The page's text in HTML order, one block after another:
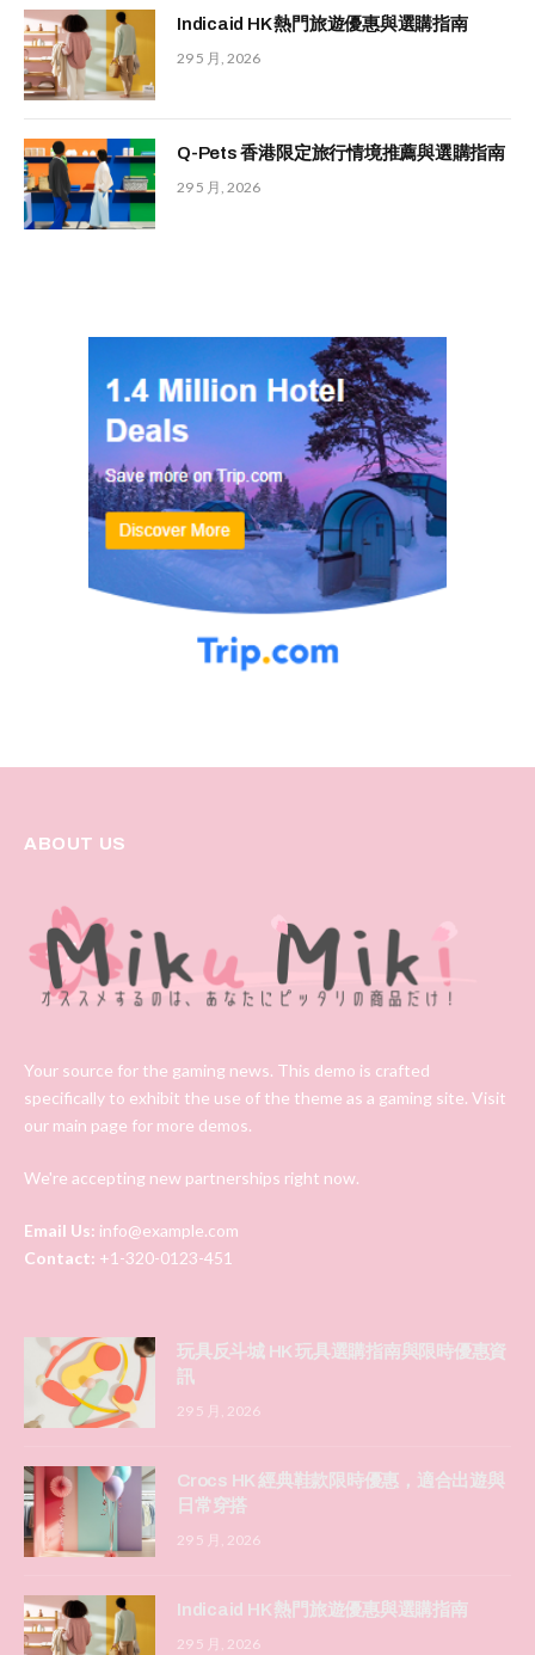
Indicaid HK 熱門旅遊優惠與選購指南
29 5 月, 2026
Q-Pets 香港限定旅行情境推薦與選購指南
29 5 月, 2026
ABOUT US
Your source for the gaming news. This demo is crafted
specifically to exhibit the use of the theme as a gaming site. Visit
our main page for more demos.
We're accepting new partnerships right now.
Email Us: info@example.com
Contact: +1-320-0123-451
玩具反斗城 HK 玩具選購指南與限時優惠資
訊
29 5 月, 2026
Crocs HK 經典鞋款限時優惠，適合出遊與
日常穿搭
29 5 月, 2026
Indicaid HK 熱門旅遊優惠與選購指南
29 5 月, 2026